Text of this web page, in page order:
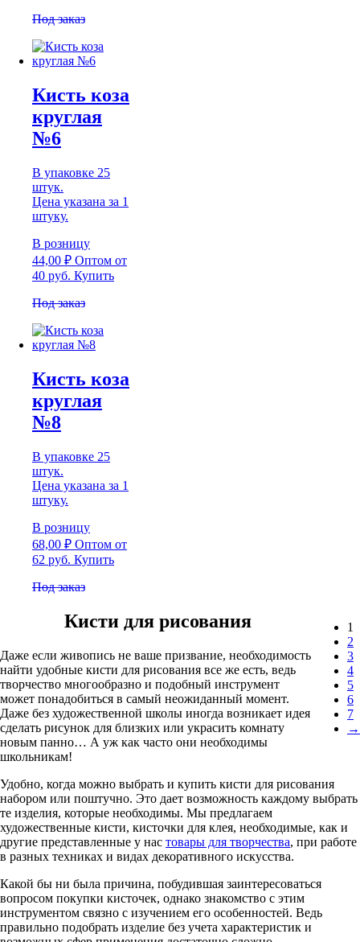
Под заказ
Кисть коза
круглая
№6
В упаковке 25
штук.
Цена указана за 1
штуку.
В розницу
44,00 ₽ Оптом от
40 руб. Купить
Под заказ
Кисть коза
круглая
№8
В упаковке 25
штук.
Цена указана за 1
штуку.
В розницу
68,00 ₽ Оптом от
62 руб. Купить
Под заказ
1
2
3
4
5
6
7
→
Кисти для рисования
Даже если живопись не ваше призвание, необходимость
найти удобные кисти для рисования все же есть, ведь
творчество многообразно и подобный инструмент
может понадобиться в самый неожиданный момент.
Даже без художественной школы иногда возникает идея
сделать рисунок для близких или украсить комнату
новым панно… А уж как часто они необходимы
школьникам!
Удобно, когда можно выбрать и купить кисти для рисования
набором или поштучно. Это дает возможность каждому выбрать
те изделия, которые необходимы. Мы предлагаем
художественные кисти, кисточки для клея, необходимые, как и
другие представленные у нас товары для творчества, при работе
в разных техниках и видах декоративного искусства.
Какой бы ни была причина, побудившая заинтересоваться
вопросом покупки кисточек, однако знакомство с этим
инструментом связно с изучением его особенностей. Ведь
правильно подобрать изделие без учета характеристик и